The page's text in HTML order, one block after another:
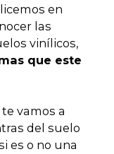
en
las
vinílicos,
que este
te vamos a
del suelo
es o no una